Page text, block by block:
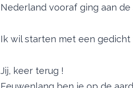
Nederland vooraf ging aan
Ik wil starten met een gedicht
Jij, keer terug !